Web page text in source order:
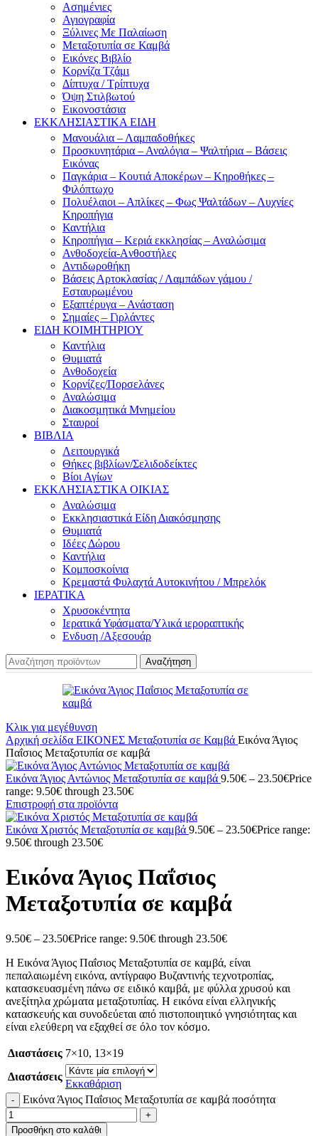
Ασημένιες
Αγιογραφία
Ξύλινες Με Παλαίωση
Μεταξοτυπία σε Καμβά
Eικόνες Bιβλίο
Kορνίζα Tζάμι
Δίπτυχα / Τρίπτυχα
Όψη Στιλβωτού
Eικονοστάσια
ΕΚΚΛΗΣΙΑΣΤΙΚΑ ΕΙΔΗ
Μανουάλια – Λαμπαδοθήκες
Προσκυνητάρια – Αναλόγια – Ψαλτήρια – Βάσεις
Εικόνας
Παγκάρια – Κουτιά Αποκέρων – Κηροθήκες –
Φιλόπτωχο
Πολυέλαιοι – Απλίκες – Φως Ψαλτάδων – Λυχνίες
Κηροπήγια
Καντήλια
Κηροπήγια – Κεριά εκκλησίας – Αναλώσιμα
Ανθοδοχεία-Aνθοστήλες
Αντιδωροθήκη
Βάσεις Αρτοκλασίας / Λαμπάδων γάμου /
Εσταυρωμένου
Εξαπτέρυγα – Ανάσταση
Σημαίες – Γιρλάντες
ΕΙΔΗ ΚΟΙΜΗΤΗΡΙΟΥ
Καντήλια
Θυμιατά
Ανθοδοχεία
Κορνίζες/Πορσελάνες
Αναλώσιμα
Διακοσμητικά Μνημείου
Σταυροί
ΒΙΒΛΙΑ
Λειτουργικά
Θήκες βιβλίων/Σελιδοδείκτες
Βίοι Αγίων
ΕΚΚΛΗΣΙΑΣΤΙΚΑ ΟΙΚΙΑΣ
Αναλώσιμα
Εκκλησιαστικά Είδη Διακόσμησης
Θυμιατά
Ιδέες Δώρου
Καντήλια
Κομποσκοίνια
Κρεμαστά Φυλαχτά Αυτοκινήτου / Μπρελόκ
ΙΕΡΑΤΙΚΑ
Χρυσοκέντητα
Ιερατικά Υφάσματα/Υλικά ιεροραπτικής
Ενδυση /Αξεσουάρ
Αναζήτηση
Κλικ για μεγέθυνση
Αρχική σελίδα ΕΙΚΟΝΕΣ Μεταξοτυπία σε Καμβά Εικόνα Άγιος
Παΐσιος Μεταξοτυπία σε καμβά
Εικόνα Άγιος Αντώνιος Μεταξοτυπία σε καμβά 9.50€ – 23.50€Price
range: 9.50€ through 23.50€
Επιστροφή στα προϊόντα
Εικόνα Χριστός Μεταξοτυπία σε καμβά 9.50€ – 23.50€Price range:
9.50€ through 23.50€
Εικόνα Άγιος Παΐσιος
Μεταξοτυπία σε καμβά
9.50€ – 23.50€Price range: 9.50€ through 23.50€
Η Εικόνα Άγιος Παΐσιος Μεταξοτυπία σε καμβά, είναι
πεπαλαιωμένη εικόνα, αντίγραφο Βυζαντινής τεχνοτροπίας,
κατασκευασμένη πάνω σε ειδικό καμβά, με φύλλα χρυσού και
ανεξίτηλα χρώματα μεταξοτυπίας. Η εικόνα είναι ελληνικής
κατασκευής και συνοδεύεται από πιστοποιητικό γνησιότητας και
είναι ελεύθερη να εξαχθεί σε όλο τον κόσμο.
Διαστάσεις 7×10, 13×19
Διαστάσεις
Εκκαθάριση
Εικόνα Άγιος Παΐσιος Μεταξοτυπία σε καμβά ποσότητα
Προσθήκη στο καλάθι